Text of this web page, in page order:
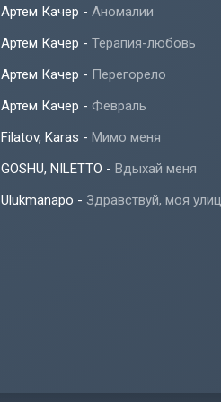
Артем Качер - Аномалии
Артем Качер - Терапия-любовь
Артем Качер - Перегорело
Артем Качер - Февраль
Filatov, Karas - Мимо меня
GOSHU, NILETTO - Вдыхай меня
Ulukmanapo - Здравствуй, моя